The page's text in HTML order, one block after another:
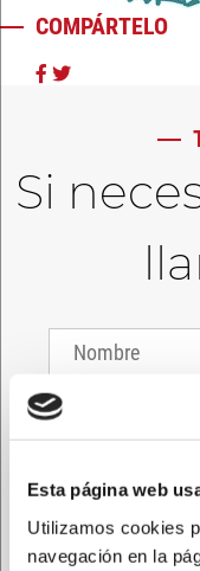
Esta página web
Utilizamos cookies
navegación en la
COMPÁRTELO
Si